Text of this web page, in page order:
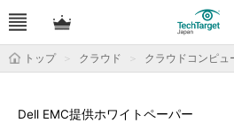
トップ クラウド クラウドコンピュ
Dell EMC提供ホワイトペーパー